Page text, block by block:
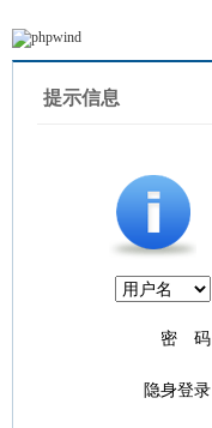
提示信息
密 码
隐身登录